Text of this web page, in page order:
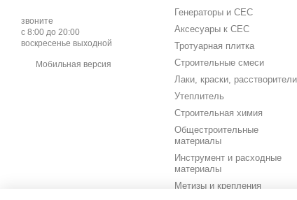
звоните
с 8:00 до 20:00
воскресенье выходной
Мобильная версия
Генераторы и СЕС
Аксесуары к СЕС
Тротуарная плитка
Строительные смеси
Лаки, краски, расстворители
Утеплитель
Строительная химия
Общестроительные
материалы
Инструмент и расходные
материалы
Метизы и крепления